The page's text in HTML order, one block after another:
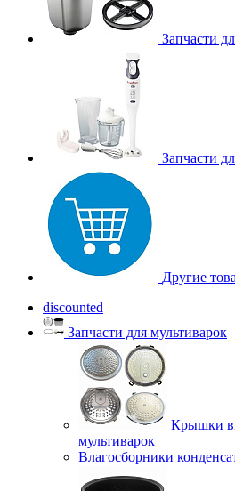
Запчасти
Запчасти
Другие
discounted
Запчасти для мультиварок
Крышки
мультиварок
Влагосборники